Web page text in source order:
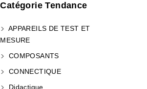
Catégorie Tendance
APPAREILS DE TEST ET
MESURE
COMPOSANTS
CONNECTIQUE
Didactique